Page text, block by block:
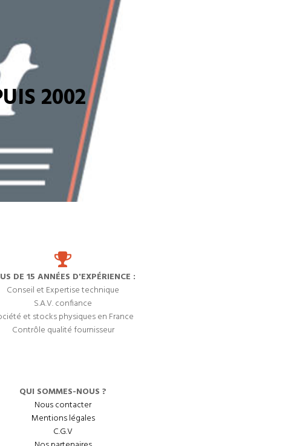
2002
DE 15 ANNÉES D'EXPÉRIENCE :
Conseil et Expertise technique
S.A.V. confiance
et stocks physiques en France
Contrôle qualité fournisseur
QUI SOMMES-NOUS ?
Nous contacter
Mentions légales
C.G.V